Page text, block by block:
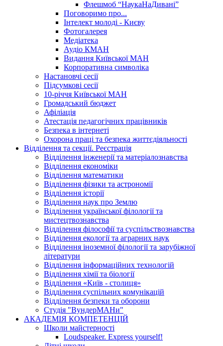
Флешмоб “НаукаНаДивані”
Поговоримо про...
Інтелект молоді - Києву
Фотогалерея
Медіатека
Аудіо КМАН
Видання Київської МАН
Корпоративна символіка
Настановчі сесії
Підсумкові сесії
10-річчя Київської МАН
Громадський бюджет
Афіліація
Атестація педагогічних працівників
Безпека в інтернеті
Охорона праці та безпека життєдіяльності
Відділення та секції. Реєстрація
Відділення інженерії та матеріалознавства
Відділення економіки
Відділення математики
Відділення фізики та астрономії
Відділення історії
Відділення наук про Землю
Відділення української філології та
мистецтвознавства
Відділення філософії та суспільствознавства
Відділення екології та аграрних наук
Відділення іноземної філології та зарубіжної
літератури
Відділення інформаційних технологій
Відділення хімії та біології
Відділення «Київ - столиця»
Відділення суспільних комунікацій
Відділення безпеки та оборони
Студія "ВундерМАНи"
АКАДЕМІЯ КОМПЕТЕНЦІЙ
Школи майстерності
Loudspeaker. Express yourself!